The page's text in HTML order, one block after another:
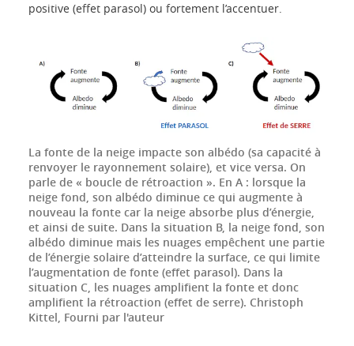
positive (effet parasol) ou fortement l’accentuer.
La fonte de la neige impacte son albédo (sa capacité à
renvoyer le rayonnement solaire), et vice versa. On
parle de « boucle de rétroaction ». En A : lorsque la
neige fond, son albédo diminue ce qui augmente à
nouveau la fonte car la neige absorbe plus d’énergie,
et ainsi de suite. Dans la situation B, la neige fond, son
albédo diminue mais les nuages empêchent une partie
de l’énergie solaire d’atteindre la surface, ce qui limite
l’augmentation de fonte (effet parasol). Dans la
situation C, les nuages amplifient la fonte et donc
amplifient la rétroaction (effet de serre). Christoph
Kittel, Fourni par l'auteur